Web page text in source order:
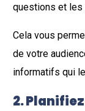
questions et les
Cela vous
de votre
informatifs qui
2.